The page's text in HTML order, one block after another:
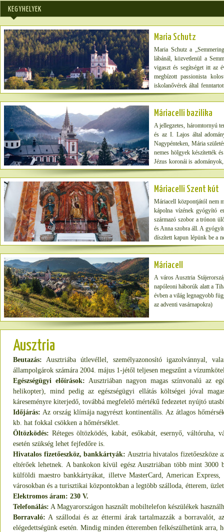
KEGYHELYEK
Maria Schutz
Maria Schutz a
lábánál, közvetlenül a
vigaszt és segítséget itt az
megbízott passionista
iskolanővérek által
kedvelt kirándulóhelyé teszi.
Máriacelli bazilika
A jellegzetes, háromtornyú
és az I. Lajos által
Nagypénteken, Mária
nemes hölgyek készítették
Jézus koronái is
megáldott koronapár
magyar vonatkozása is
rendszerváltás után
Máriacelli Szent kút
Máriacell központjától nem
kápolna vízének gyógyító
származó szobor a trónon
és Anna szobra áll. A
díszített kapun lépünk be a
fölött. Valamennyi jelenet a
a Jordánban; a vakon
Máriacell
A város Ausztria
napóleoni háborúk alatt a
évben a világ legnagyobb
az adventi vasárnapokra)
Ausztria
Beutazás: Ausztriába útlevéllel, személyazonosító igazolvánnyal,
állampolgárok számára 2004. május 1-jétől teljesen megszűnt a
Egészségügyi előírások: Ausztriában nagyon magas színvonalú az
helikopter), mind pedig az egészségügyi ellátás költségei jóval
káreseményre kiterjedő, továbbá megfelelő mértékű fedezetet nyújtó
Időjárás: Az ország klímája nagyrészt kontinentális. Az átlagos
kb. hat fokkal csökken a hőmérséklet.
Öltözködés: Réteges öltözködés, kabát, esőkabát, esernyő, váltóruha,
esetén szükség lehet fejfedőre is.
Hivatalos fizetőeszköz, bankkártyák: Ausztria hivatalos fizetőeszköze
eltérőek lehetnek. A bankokon kívül egész Ausztriában több mint 3000
külföldi maestro bankkártyákat, illetve MasterCard, American
városokban és a turisztikai központokban a legtöbb szálloda, étterem,
Elektromos áram: 230 V.
Telefonálás: A Magyarországon használt mobiltelefon készülékek
Borravaló: A szállodai és az éttermi árak tartalmazzák a borravalót,
elégedettségünk esetén. Mindig minden étteremben felkészülhetünk